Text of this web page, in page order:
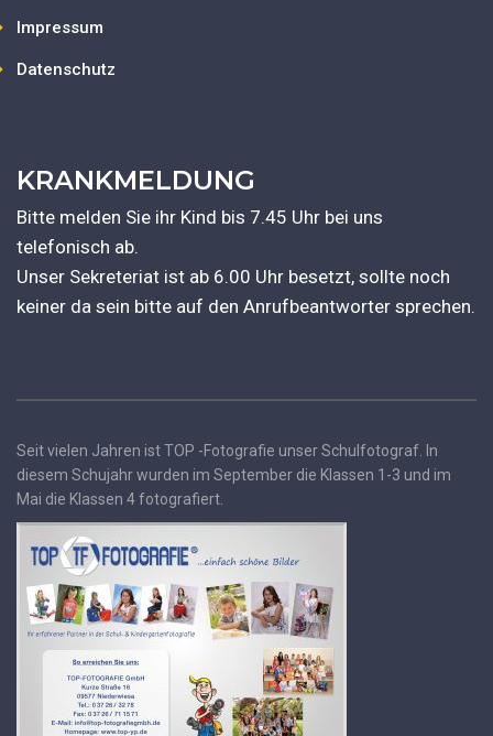
Impressum
Datenschutz
KRANKMELDUNG
Bitte melden Sie ihr Kind bis 7.45 Uhr bei uns
telefonisch ab.
Unser Sekreteriat ist ab 6.00 Uhr besetzt, sollte noch
keiner da sein bitte auf den Anrufbeantworter sprechen.
Seit vielen Jahren ist TOP -Fotografie unser Schulfotograf. In
diesem Schujahr wurden im September die Klassen 1-3 und im
Mai die Klassen 4 fotografiert.